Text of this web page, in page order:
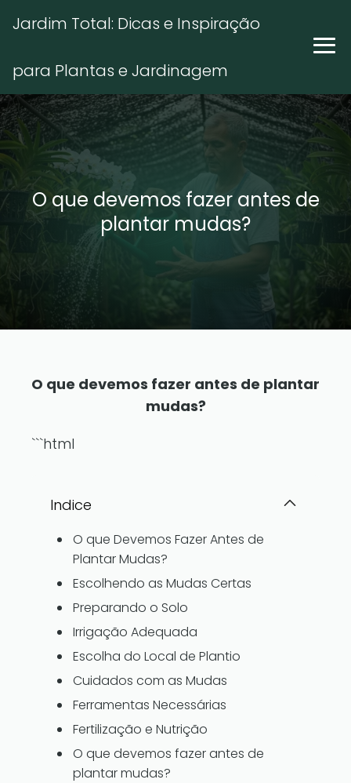
Jardim Total: Dicas e Inspiração
para Plantas e Jardinagem
O que devemos fazer antes de
plantar mudas?
O que devemos fazer antes de plantar
mudas?
```html
Indice
O que Devemos Fazer Antes de
Plantar Mudas?
Escolhendo as Mudas Certas
Preparando o Solo
Irrigação Adequada
Escolha do Local de Plantio
Cuidados com as Mudas
Ferramentas Necessárias
Fertilização e Nutrição
O que devemos fazer antes de
plantar mudas?